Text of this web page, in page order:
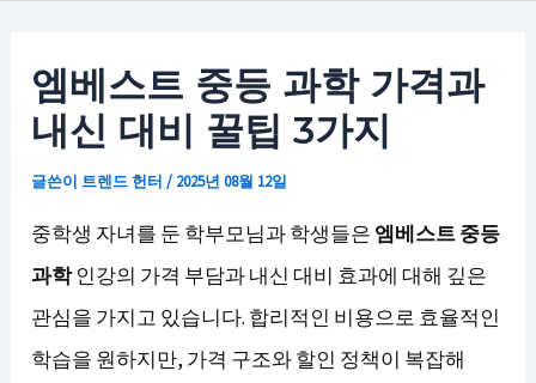
엠베스트 중등 과학 가격과
내신 대비 꿀팁 3가지
글쓴이 트렌드 헌터/ 2025년 08월 12일
중학생 자녀를 둔 학부모님과 학생들은 엠베스트 중등
과학인강의 가격 부담과 내신 대비 효과에 대해 깊은
관심을 가지고 있습니다. 합리적인 비용으로 효율적인
학습을 원하지만, 가격 구조와 할인 정책이 복잡해